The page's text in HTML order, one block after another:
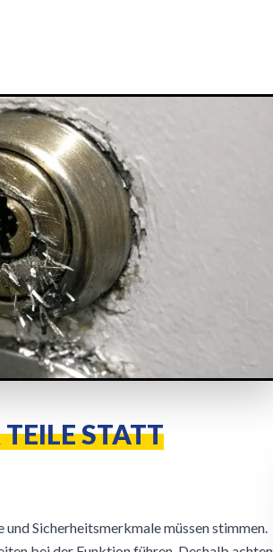
STATT
Sicherheitsmerkmale müssen stimmen.